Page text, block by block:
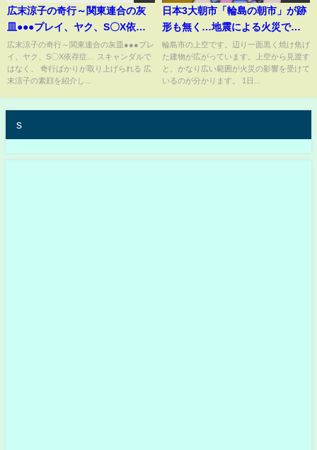
広末涼子の奇行～関東連合の灰
皿●●●プレイ、ヤク、S〇X依存
症…
広末涼子の奇行～関東連合の灰皿●●●プレ
イ、ヤク、S〇X依存症… スキャンダルで
はなく、 奇行ばかりが取り上げられる 広
末涼子の素顔を紹介し...
日本3大朝市「輪島の朝市」が跡
形も無く…地震による火災で約
4000平方メートル消失
輪島市の上空です。辺り一面黒く焼け焦げ
た建物が広がっています。上空から見渡す
と、かなり広い範囲が火災の影響を受けて
いるのが分かります。 1日...
s